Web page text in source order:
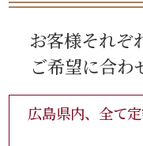
お客様それぞ
ご希望に合わ
広島県内、全て